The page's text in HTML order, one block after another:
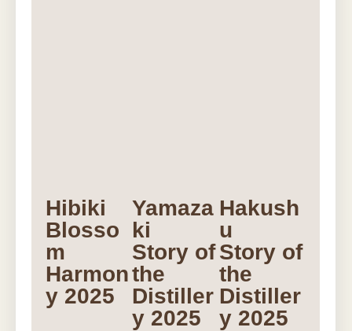
Hibiki
Blosso
m
Harmon
y 2025
Yamaza
ki
Story of
the
Distiller
y 2025
Hakush
u
Story of
the
Distiller
y 2025